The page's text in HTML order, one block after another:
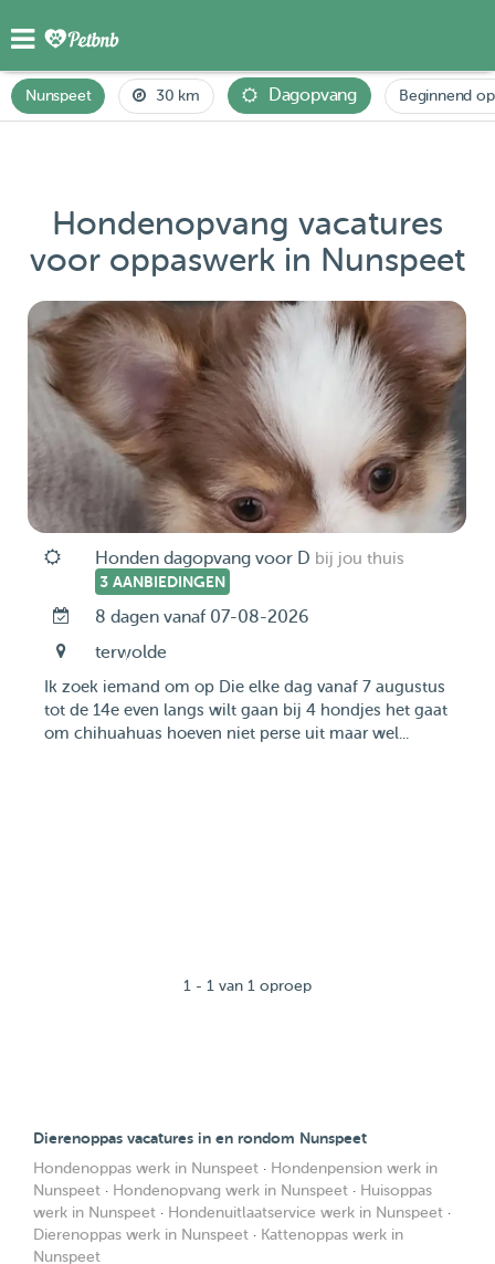
Nunspeet 30 km Dagopvang Beginnend
Hondenopvang vacatures
voor oppaswerk in Nunspeet
Honden dagopvang voor D bij jou thuis
3 AANBIEDINGEN
8 dagen vanaf 07-08-2026
terwolde
Ik zoek iemand om op Die elke dag vanaf 7 augustus
tot de 14e even langs wilt gaan bij 4 hondjes het gaat
om chihuahuas hoeven niet perse uit maar wel...
1 - 1 van 1 oproep
Dierenoppas vacatures in en rondom Nunspeet
Hondenoppas werk in Nunspeet · Hondenpension werk in
Nunspeet · Hondenopvang werk in Nunspeet · Huisoppas
werk in Nunspeet · Hondenuitlaatservice werk in Nunspeet ·
Dierenoppas werk in Nunspeet · Kattenoppas werk in
Nunspeet